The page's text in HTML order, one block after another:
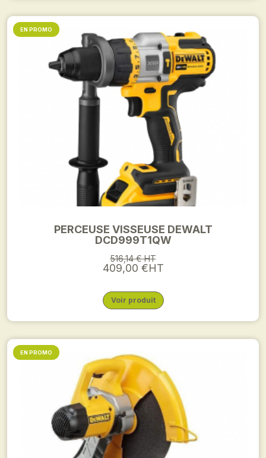
PERCEUSE VISSEUSE DEWALT
DCD999T1QW
516,14 € HT
409,00 €HT
Voir produit
EN PROMO
EN PROMO